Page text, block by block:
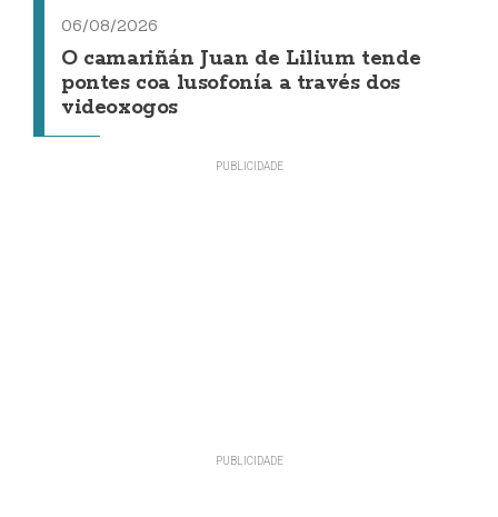
06/08/2026
O camariñán Juan de Lilium tende
pontes coa lusofonía a través dos
videoxogos